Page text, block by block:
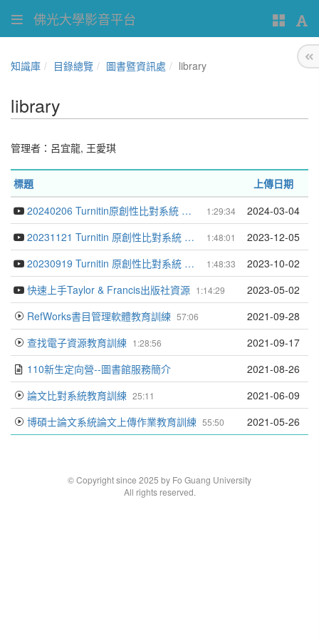
佛光大學影音平台
知識庫 目錄總覽 圖書暨資訊處 library
library
管理者： 呂宜龍, 王愛琪
標題 上傳日期
1:29:34
20240206 Turnitin原創性比對系統 管理者版教育訓練 2024-03-04
1:48:01
20231121 Turnitin 原創性比對系統 學生版教育訓練 2023-12-05
1:48:33
20230919 Turnitin 原創性比對系統 教師版教育訓練 2023-10-02
1:14:29
快速上手Taylor & Francis出版社資源 2023-05-02
57:06
RefWorks書目管理軟體教育訓練 2021-09-28
1:28:56
查找電子資源教育訓練
2021-09-17
110新生定向營--圖書館服務簡介
2021-08-26
25:11
論文比對系統教育訓練 2021-06-09
55:50
博碩士論文系統論文上傳作業教育訓練 2021-05-26
© Copyright since 2025 by Fo Guang University
All rights reserved.